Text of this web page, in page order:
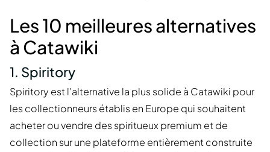
Les 10 meilleures alternatives
à Catawiki
1. Spiritory
Spiritory est l'alternative la plus solide à Catawiki pour
les collectionneurs établis en Europe qui souhaitent
acheter ou vendre des spiritueux premium et de
collection sur une plateforme entièrement construite